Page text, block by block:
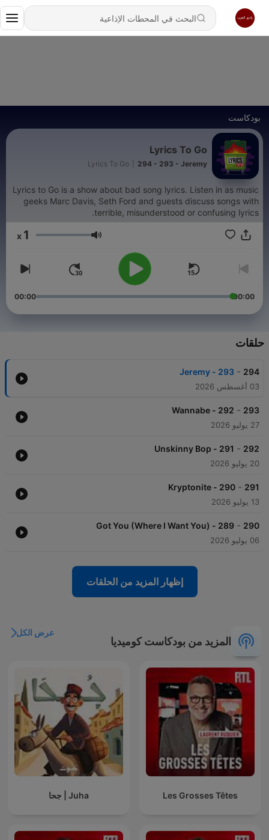
بودكاست
Lyrics To Go
Lyrics To Go 294 - 293 - Jeremy
Lyrics to Go is a show about bad song lyrics. Listen in as music
geeks Marc Davis, Seth Ford and guests discuss songs with
terrible, misunderstood or confusing lyrics.
مستوى الصوت 1
00:00
00:00
حلقات
294
-
293 - Jeremy
03 أغسطس 2026
293
-
292 - Wannabe
27 يوليو 2026
292
-
291 - Unskinny Bop
20 يوليو 2026
291
-
290 - Kryptonite
13 يوليو 2026
290
-
289 - Got You (Where I Want You)
06 يوليو 2026
إظهار المزيد من الحلقات
المزيد من بودكاست كوميديا
عرض الكل
Les Grosses Têtes Juha | جحا